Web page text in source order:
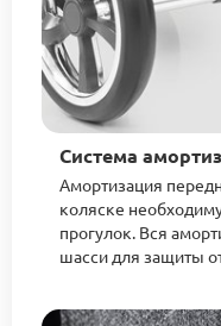
Система
Амортизация
коляске
прогулок. Вся
шасси для защиты